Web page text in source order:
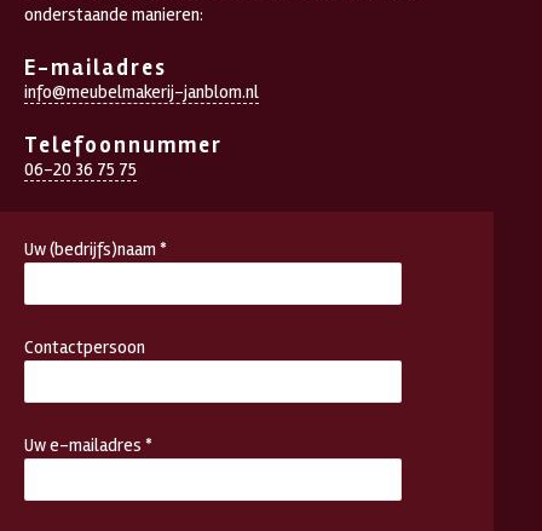
onderstaande manieren:
E-mailadres
info@meubelmakerij-janblom.nl
Telefoonnummer
06-20 36 75 75
Uw (bedrijfs)naam *
Contactpersoon
Uw e-mailadres *